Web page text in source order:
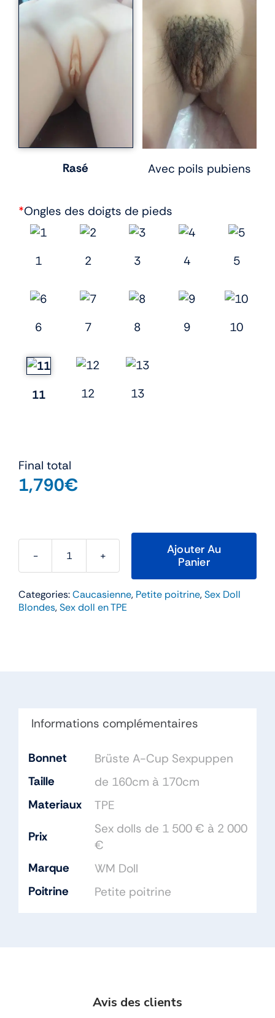
Rasé Avec poils pubiens
*Ongles des doigts de pieds
1 2 3 4 5
6 7 8 9 10
11 12 13
Final total
1,790€
quantité
Eleanor
–
Ajouter Au
Panier
Categories:Caucasienne, Petite poitrine,Sex Doll
Blondes,Sex doll en TPE
Informations complémentaires
Bonnet
Brüste A-Cup Sexpuppen
Taille
de 160cm à 170cm
Materiaux
TPE
Prix
Sex dolls de 1 500 € à 2 000
€
Marque
WM Doll
Poitrine
Petite poitrine
Avis des clients